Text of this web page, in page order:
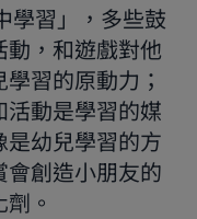
學習」，多些鼓
，和遊戲對他
習的原動力；
動是學習的媒
幼兒學習的方
創造小朋友的
。